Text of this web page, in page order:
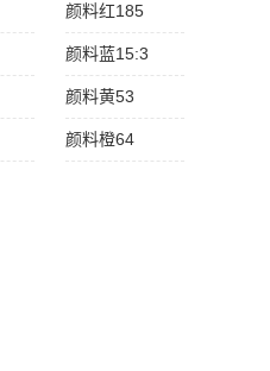
颜料红185
颜料蓝15:3
颜料黄53
颜料橙64